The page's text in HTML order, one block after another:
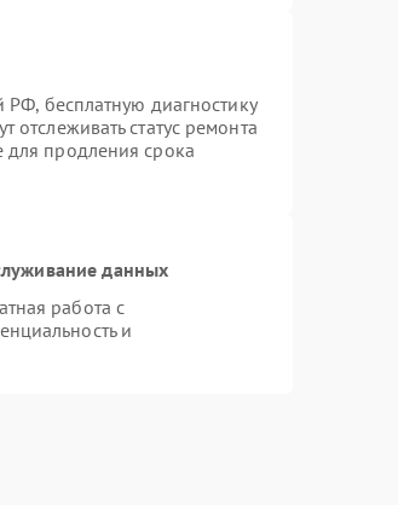
РФ, бесплатную диагностику
статус ремонта
для продления срока
данных
работа с
и